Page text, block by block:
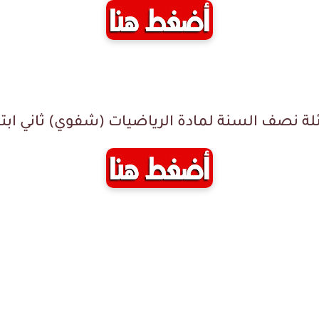
نصف السنة لمادة الرياضيات (شفوي) ثاني